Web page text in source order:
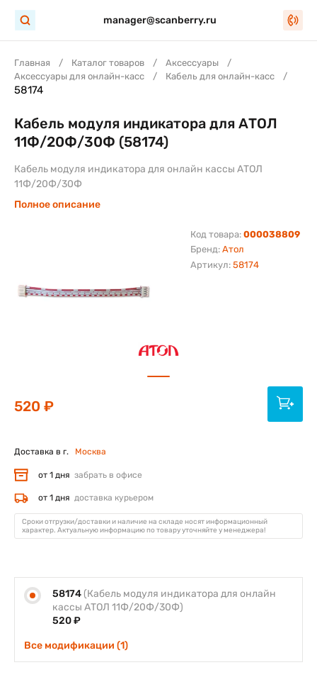
manager@scanberry.ru
Главная Каталог товаров
Аксессуары
Аксессуары для онлайн-касс
Кабель для онлайн-касс
58174
Бренд: Атол
Код товара: 000038809
Артикул: 58174
Кабель модуля индикатора для АТОЛ
11Ф/20Ф/30Ф (58174)
Кабель модуля индикатора для онлайн кассы АТОЛ
11Ф/20Ф/30Ф
Полное описание
58174 (Кабель модуля индикатора для онлайн
кассы АТОЛ 11Ф/20Ф/30Ф)
520 ₽
Все модификации (1)
520 ₽
Доставка в г. Москва
от 1 дня забрать в офисе
от 1 дня доставка курьером
Сроки отгрузки/доставки и наличие на складе носят информационный
характер. Актуальную информацию по товару уточняйте у менеджера!